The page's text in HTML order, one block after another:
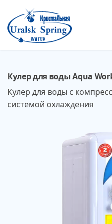
содержимому
Кристальнаяводы в Уральске
— купить воду в
Атырау, заказать
воду на дом и в
Кулер для воды Aqua
Кулер для воды с
системой охлаждения